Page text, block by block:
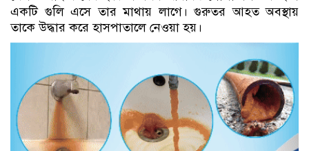
একটি গুলি এসে তার মাথায় লাগে। গুরুতর আহত অবস্থায়
তাকে উদ্ধার করে হাসপাতালে নেওয়া হয়।